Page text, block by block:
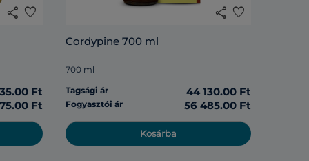
share favorite
Ft
Ft
share favorite
Cordypine 700 ml
700 ml
Tagsági ár
44 130.00 Ft
Fogyasztói ár 56 485.00 Ft
Kosárba